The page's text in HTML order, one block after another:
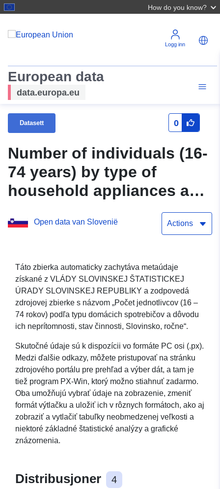
How do you know?
Logg inn
European data
data.europa.eu
Datasett 0
Number of individuals (16-
74 years) by type of
household appliances and
reason for their absence,
activity status, Slovenia,
Open data van Slovenië Actions
Táto zbierka automaticky zachytáva metaúdaje
získané z VLÁDY SLOVINSKEJ ŠTATISTICKEJ
ÚRADY SLOVINSKEJ REPUBLIKY a zodpovedá
zdrojovej zbierke s názvom „Počet jednotlivcov (16 –
74 rokov) podľa typu domácich spotrebičov a dôvodu
ich neprítomnosti, stav činnosti, Slovinsko, ročne“.
Skutočné údaje sú k dispozícii vo formáte PC osi (.px).
Medzi ďalšie odkazy, môžete pristupovať na stránku
zdrojového portálu pre prehľad a výber dát, a tam je
tiež program PX-Win, ktorý možno stiahnuť zadarmo.
Oba umožňujú vybrať údaje na zobrazenie, zmeniť
formát výtlačku a uložiť ich v rôznych formátoch, ako aj
zobraziť a vytlačiť tabuľky neobmedzenej veľkosti a
niektoré základné štatistické analýzy a grafické
znázornenia.
Distribusjoner 4